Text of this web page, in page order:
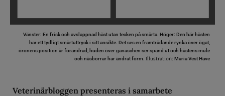
Vänster: En frisk och avslappnad häst utan tecken på smärta. Höger: Den här hästen
har ett tydligt smärtuttryck i sitt ansikte. Det ses en framträdande rynka över ögat,
öronens position är förändrad, huden över ganaschen ser spänd ut och hästens mule
och näsborrar har ändrat form. Illustration: Maria Vest Have
Veterinärbloggen presenteras i samarbete